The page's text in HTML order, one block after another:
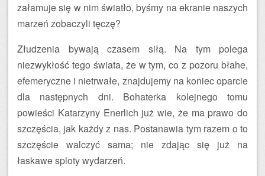
załamuje się w nim światło, byśmy na ekranie naszych
marzeń zobaczyli tęczę?
Złudzenia bywają czasem siłą. Na tym polega
niezwykłość tego świata, że w tym, co z pozoru błahe,
efemeryczne i nietrwałe, znajdujemy na koniec oparcie
dla następnych dni. Bohaterka kolejnego tomu
powieści Katarzyny Enerlich już wie, że ma prawo do
szczęścia, jak każdy z nas. Postanawia tym razem o to
szczęście walczyć sama; nie zdając się już na
łaskawe sploty wydarzeń.